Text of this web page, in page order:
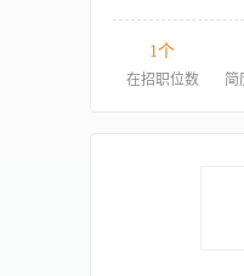
1个
在招职位数 简